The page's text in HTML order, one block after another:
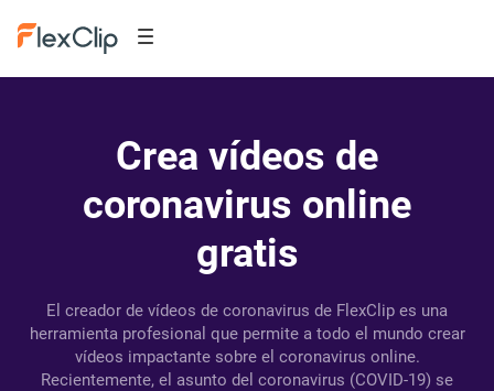
Crea vídeos de
coronavirus online
gratis
El creador de vídeos de coronavirus de FlexClip es una
herramienta profesional que permite a todo el mundo crear
vídeos impactante sobre el coronavirus online.
Recientemente, el asunto del coronavirus (COVID-19) se